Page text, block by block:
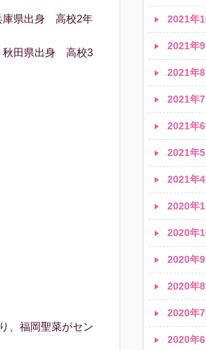
庫県出身 高校2年
秋田県出身 高校3
、福岡聖菜がセン
2021年
2021年
2021年
2021年
2021年
2021年
2021年
2020年
2020年
2020年
2020年
2020年
2020年